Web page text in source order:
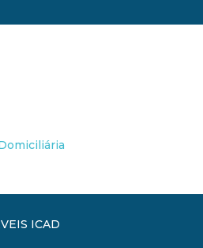
ICAD